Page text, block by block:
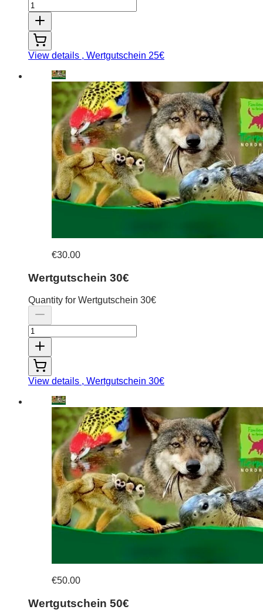
View details , Wertgutschein 25€
€30.00
Wertgutschein 30€
Quantity for Wertgutschein 30€
View details , Wertgutschein 30€
€50.00
Wertgutschein 50€